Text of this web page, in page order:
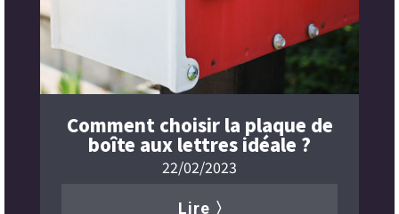
Comment choisir la plaque de
boîte aux lettres idéale ?
22/02/2023
Lire 〉